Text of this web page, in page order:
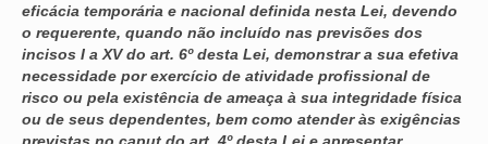
eficácia temporária e nacional definida nesta Lei, devendo
o requerente, quando não incluído nas previsões dos
incisos I a XV do art. 6º desta Lei, demonstrar a sua efetiva
necessidade por exercício de atividade profissional de
risco ou pela existência de ameaça à sua integridade física
ou de seus dependentes, bem como atender às exigências